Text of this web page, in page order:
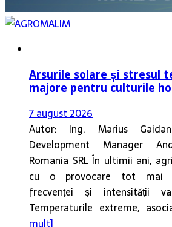
7 august 2026
Autor: Ing. Marius
Development Manager
Romania SRL În ultimii ani,
cu o provocare tot mai
frecvenței și intensității
Temperaturile extreme,
mult]